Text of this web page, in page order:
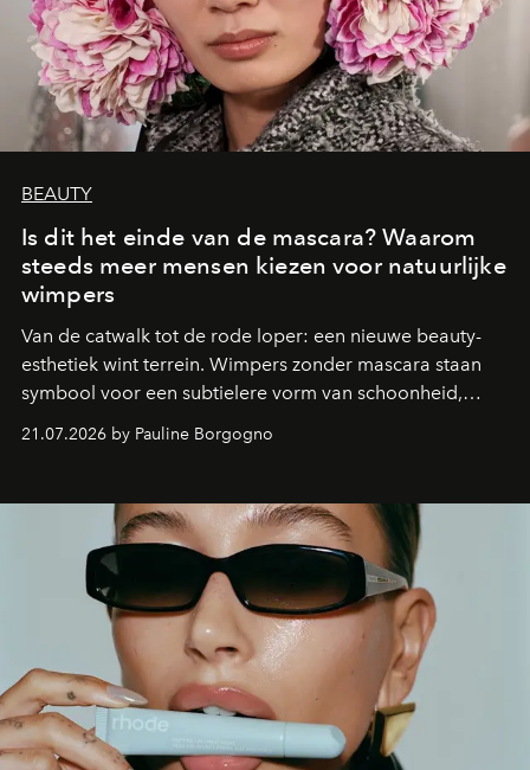
BEAUTY
Is dit het einde van de mascara? Waarom
steeds meer mensen kiezen voor natuurlijke
wimpers
Van de catwalk tot de rode loper: een nieuwe beauty-
esthetiek wint terrein. Wimpers zonder mascara staan
symbool voor een subtielere vorm van schoonheid,
aan make-up.
21.07.2026 by Pauline Borgogno